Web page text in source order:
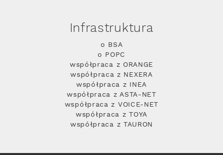
Infrastruktura
o BSA
o POPC
współpraca z ORANGE
współpraca z NEXERA
współpraca z INEA
współpraca z ASTA-NET
współpraca z VOICE-NET
współpraca z TOYA
współpraca z TAURON